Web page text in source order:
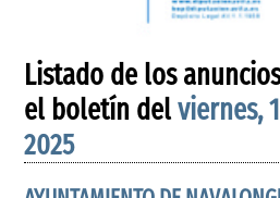
Listado de los
el boletín delviernes,
2025